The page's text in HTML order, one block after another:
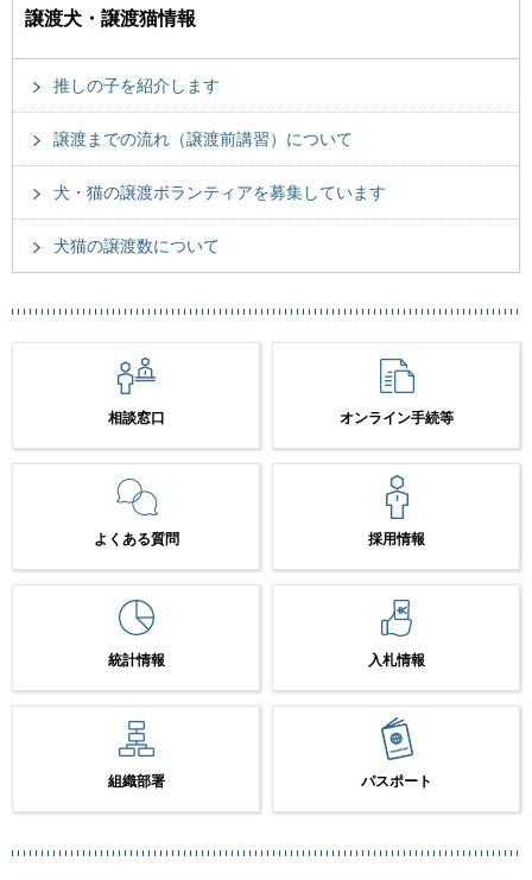
譲渡犬・譲渡猫情報
推しの子を紹介します
譲渡までの流れ（譲渡前講習）について
犬・猫の譲渡ボランティアを募集しています
犬猫の譲渡数について
相談窓口 オンライン手続等
よくある質問 採用情報
統計情報 入札情報
組織部署 パスポート